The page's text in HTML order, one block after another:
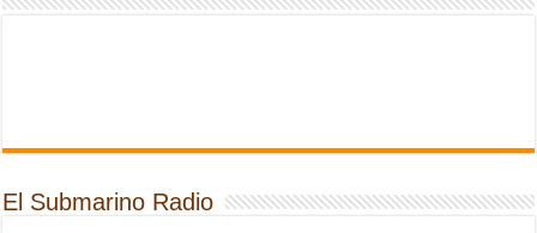
El Submarino Radio